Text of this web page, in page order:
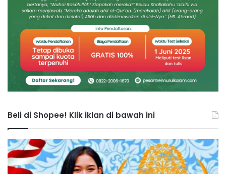
Beli di Shopee! Klik iklan di bawah ini